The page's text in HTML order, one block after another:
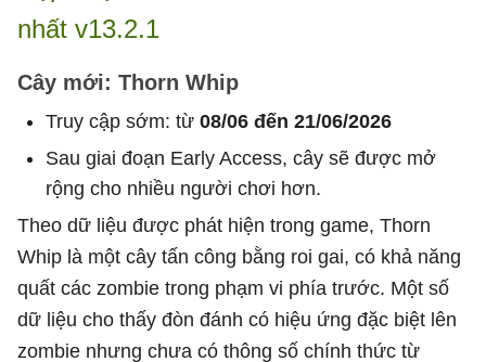
nhất v13.2.1
Cây mới: Thorn Whip
Truy cập sớm: từ 08/06 đến 21/06/2026
Sau giai đoạn Early Access, cây sẽ được mở
rộng cho nhiều người chơi hơn.
Theo dữ liệu được phát hiện trong game, Thorn
Whip là một cây tấn công bằng roi gai, có khả năng
quất các zombie trong phạm vi phía trước. Một số
dữ liệu cho thấy đòn đánh có hiệu ứng đặc biệt lên
zombie nhưng chưa có thông số chính thức từ